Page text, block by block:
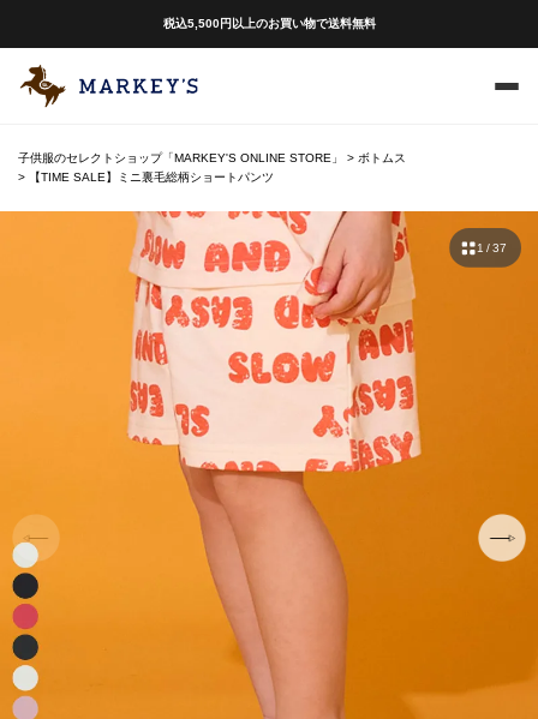
税込5,500円以上のお買い物で送料無料
子供服のセレクトショップ「MARKEY'S ONLINE STORE」
ボトムス
【TIME SALE】ミニ裏毛総柄ショートパンツ
1 / 37